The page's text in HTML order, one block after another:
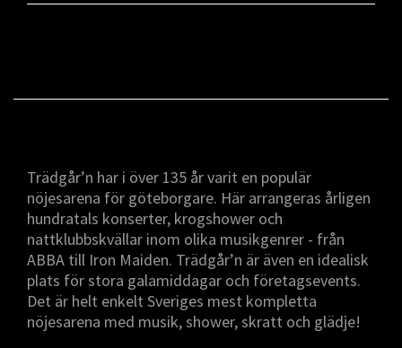
Trädgår’n har i över 135 år varit en populär
nöjesarena för göteborgare. Här arrangeras årligen
hundratals konserter, krogshower och
nattklubbskvällar inom olika musikgenrer - från
ABBA till Iron Maiden. Trädgår’n är även en idealisk
plats för stora galamiddagar och företagsevents.
Det är helt enkelt Sveriges mest kompletta
nöjesarena med musik, shower, skratt och glädje!